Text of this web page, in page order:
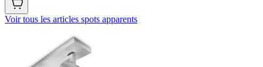
Voir tous les articles spots apparents